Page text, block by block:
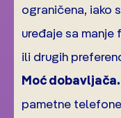
ograničena, iako
uređaje sa
ili drugih
Moć dobavljača.
pametne